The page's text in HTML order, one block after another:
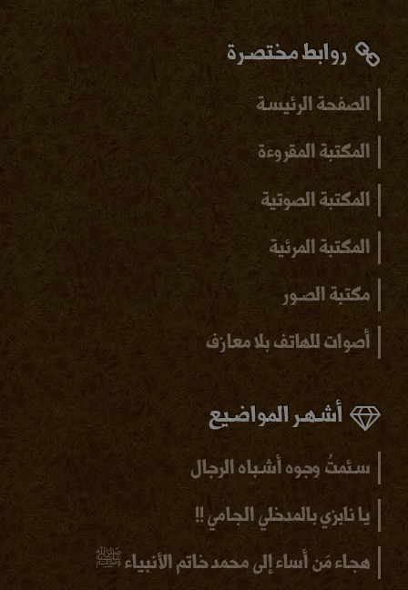
روابط مختصـرة
الصفحة الرئيسـة
المكتبة المقروءة
المكتبة الصوتية
المكتبة المرئية
مكتبة الصـور
أصوات للهاتف بلامعازف
أشـهـر المواضـيع
سـئمتُ وجوه أشـباه الرجال
يا نابزي بالمدخلي الجامي !!
هجاء مَن أساء إلى محمد خاتم الأنبياء ﷺ